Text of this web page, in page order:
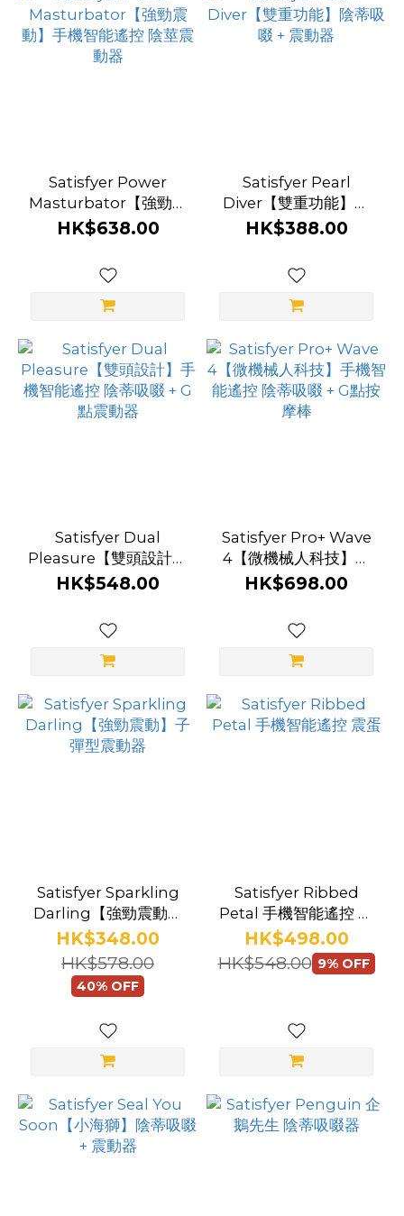
Satisfyer Power
Masturbator【強勁震
動】手機智能遙控 陰莖
HK$638.00
Satisfyer Pearl
Diver【雙重功能】陰
蒂吸啜 + 震動器
HK$388.00
Satisfyer Dual
Pleasure【雙頭設計】
手機智能遙控 陰蒂吸啜
HK$548.00
Satisfyer Pro+ Wave
4【微機械人科技】手
機智能遙控 陰蒂吸啜 +
HK$698.00
Satisfyer Sparkling
Darling【強勁震動】
子彈型震動器
HK$348.00
HK$578.00
40% OFF
Satisfyer Ribbed
Petal 手機智能遙控 震
蛋
HK$498.00
HK$548.00 9% OFF